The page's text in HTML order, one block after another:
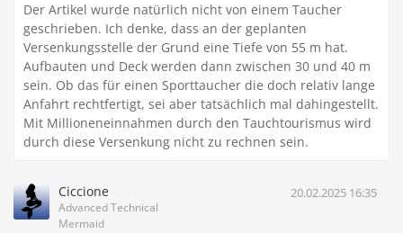
Der Artikel wurde natürlich nicht von einem Taucher
geschrieben. Ich denke, dass an der geplanten
Versenkungsstelle der Grund eine Tiefe von 55 m hat.
Aufbauten und Deck werden dann zwischen 30 und 40 m
sein. Ob das für einen Sporttaucher die doch relativ lange
Anfahrt rechtfertigt, sei aber tatsächlich mal dahingestellt.
Mit Millioneneinnahmen durch den Tauchtourismus wird
durch diese Versenkung nicht zu rechnen sein.
Ciccione
Advanced Technical
Mermaid
20.02.2025 16:35